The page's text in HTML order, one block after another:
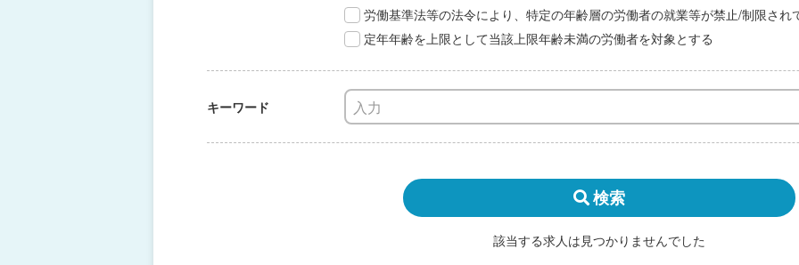
労働基準法等の法令により、特定の年齢層の労働者の就業等が禁止/制限され
定年年齢を上限として当該上限年齢未満の労働者を対象とする
キーワード
検索
該当する求人は見つかりませんでした